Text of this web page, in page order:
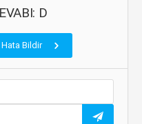
D
Hata Bildir